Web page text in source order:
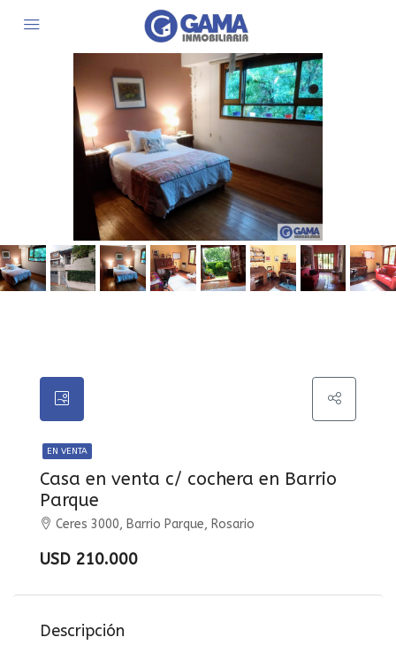
EN VENTA
Casa en venta c/ cochera en Barrio
Parque
Ceres 3000, Barrio Parque, Rosario
USD 210.000
Descripción